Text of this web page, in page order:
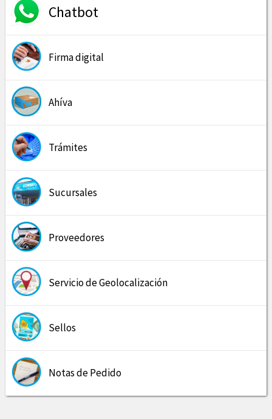
Chatbot
Firma digital
Ahíva
Trámites
Sucursales
Proveedores
Servicio de Geolocalización
Sellos
Notas de Pedido